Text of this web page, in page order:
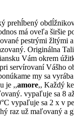
prehĺbený
má oveľa širšie
pestrými žltými
Originálna
Vám okrem
servírovaní Vášho
my sa
je ,,amore,, Každý
vypaľuje sa 8
vypaľuje sa 2 x v
raz už maľovaný a